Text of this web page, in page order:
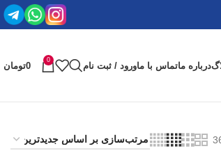
درباره ماتماس با ماورود / ثبت نام
0
0تومان